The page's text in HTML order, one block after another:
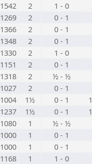
1542 2 1 - 0
1269 2 0 - 1
1366 2 0 - 1
1348 2 0 - 1
1330 2 1 - 0
1151 2 0 - 1
1318 2 ½ - ½
1027 2 0 - 1
1004 1½ 0 - 1
1237 1½ 0 - 1
1080 1 ½ - ½
1000 1 0 - 1
1000 1 0 - 1
1168 1 1 - 0